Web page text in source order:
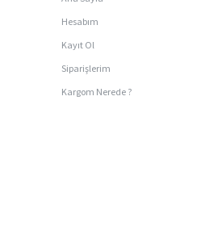
Hesabım
Kayıt Ol
Siparişlerim
Kargom Nerede ?